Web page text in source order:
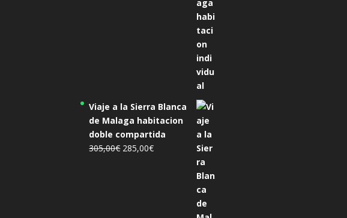
Viaje a la Sierra Blanca
de Malaga habitacion
doble compartida
305,00€ El
285,00€El